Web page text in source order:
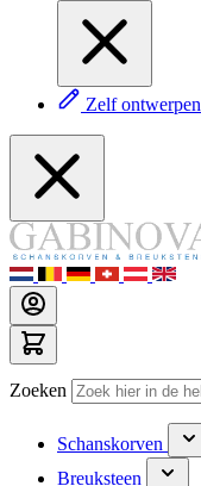
Zelf ontwerpen
Zoeken
Schanskorven
Breuksteen